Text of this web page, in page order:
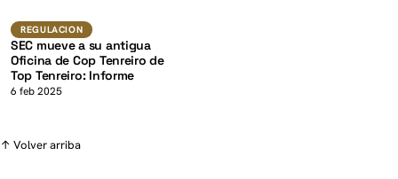
Regulacion
REGULACION
SEC mueve a su antigua
Oficina de Cop Tenreiro de
Top Tenreiro: Informe
6 feb 2025
↑ Volver arriba